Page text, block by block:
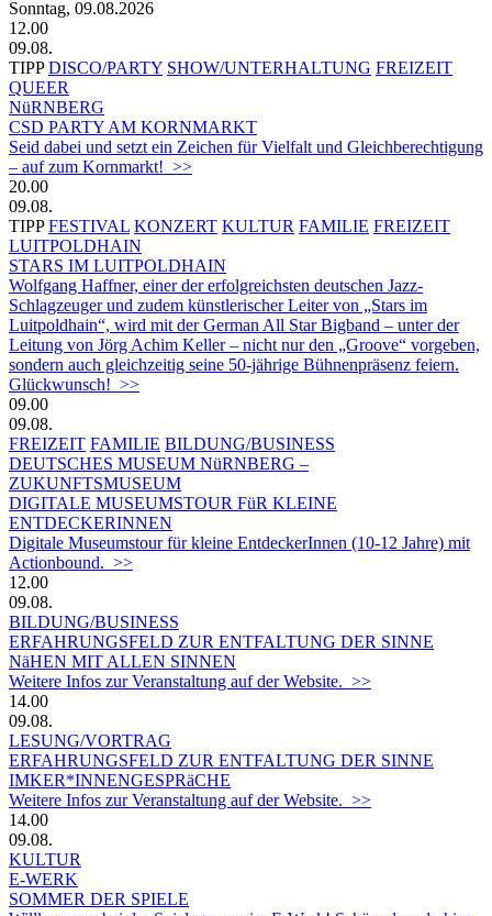
Sonntag, 09.08.2026
12.00
09.08.
TIPP DISCO/PARTY SHOW/UNTERHALTUNG FREIZEIT
QUEER
NüRNBERG
CSD PARTY AM KORNMARKT
Seid dabei und setzt ein Zeichen für Vielfalt und Gleichberechtigung
– auf zum Kornmarkt! >>
20.00
09.08.
TIPP FESTIVAL KONZERT KULTUR FAMILIE FREIZEIT
LUITPOLDHAIN
STARS IM LUITPOLDHAIN
Wolfgang Haffner, einer der erfolgreichsten deutschen Jazz-
Schlagzeuger und zudem künstlerischer Leiter von „Stars im
Luitpoldhain“, wird mit der German All Star Bigband – unter der
Leitung von Jörg Achim Keller – nicht nur den „Groove“ vorgeben,
sondern auch gleichzeitig seine 50-jährige Bühnenpräsenz feiern.
Glückwunsch! >>
09.00
09.08.
FREIZEIT FAMILIE BILDUNG/BUSINESS
DEUTSCHES MUSEUM NüRNBERG –
ZUKUNFTSMUSEUM
DIGITALE MUSEUMSTOUR FüR KLEINE
ENTDECKERINNEN
Digitale Museumstour für kleine EntdeckerInnen (10-12 Jahre) mit
Actionbound. >>
12.00
09.08.
BILDUNG/BUSINESS
ERFAHRUNGSFELD ZUR ENTFALTUNG DER SINNE
NäHEN MIT ALLEN SINNEN
Weitere Infos zur Veranstaltung auf der Website. >>
14.00
09.08.
LESUNG/VORTRAG
ERFAHRUNGSFELD ZUR ENTFALTUNG DER SINNE
IMKER*INNENGESPRäCHE
Weitere Infos zur Veranstaltung auf der Website. >>
14.00
09.08.
KULTUR
E-WERK
SOMMER DER SPIELE